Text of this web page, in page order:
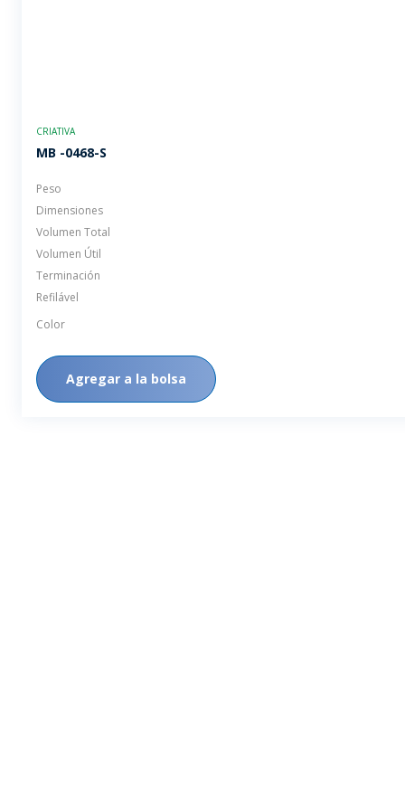
CRIATIVA
MB -0468-S
Peso
Dimensiones
Volumen Total
Volumen Útil
Terminación
Refilável
Color
Agregar a la bolsa